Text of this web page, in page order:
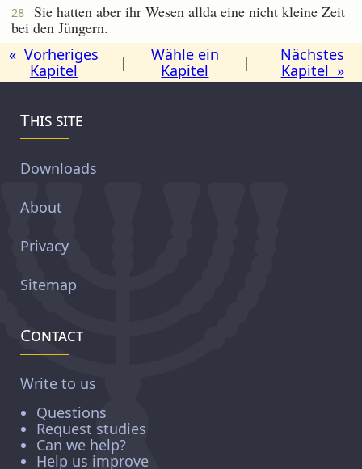
28
Sie hatten aber ihr Wesen allda eine nicht kleine Zeit
bei den Jüngern.
« Vorheriges
Kapitel
|
Wähle ein
Kapitel
|
Nächstes
Kapitel »
This site
Downloads
About
Privacy
Sitemap
Contact
Write to us
Questions
Request studies
Can we help?
Help us improve